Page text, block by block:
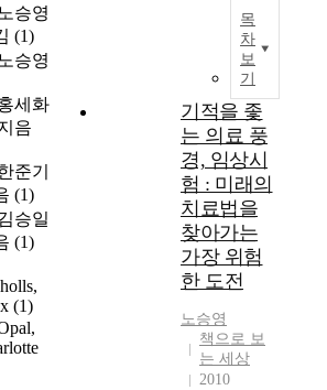
승영
(1)
승영
세화
음
준기
(1)
승일
(1)
(1)
목
차
보
기
기적을 좇
는 의료 풍
경, 임상시
험 : 미래의
치료법을
찾아가는
가장 위험
한 도전
노승영
책으로 보
는 세상
2010